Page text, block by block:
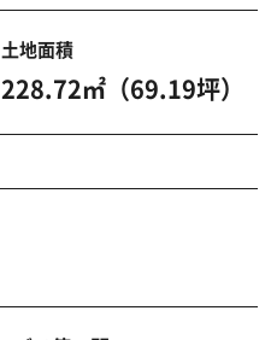
土地面積
228.72㎡（69.19坪）